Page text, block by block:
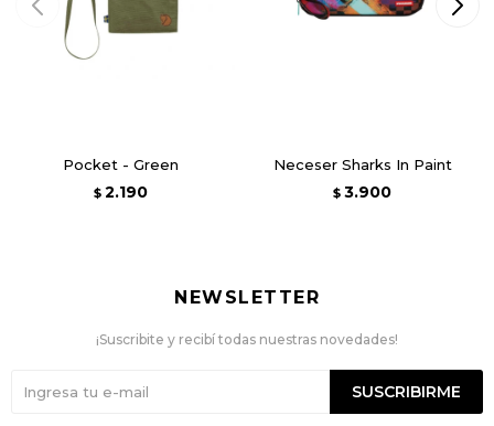
Pocket - Green
$ 2.190
Neceser Sharks In Paint
$ 3.900
NEWSLETTER
¡Suscribite y recibí todas nuestras novedades!
SUSCRIBIRME